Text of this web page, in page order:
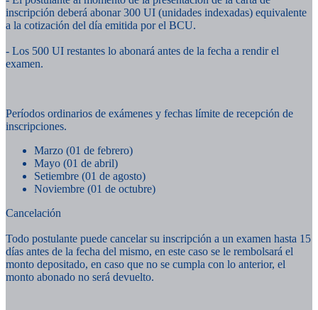
inscripción deberá abonar 300 UI (unidades indexadas) equivalente
a la cotización del día emitida por el BCU.
- Los 500 UI restantes lo abonará antes de la fecha a rendir el
examen.
Períodos ordinarios de exámenes y fechas límite de recepción de
inscripciones.
Marzo (01 de febrero)
Mayo (01 de abril)
Setiembre (01 de agosto)
Noviembre (01 de octubre)
Cancelación
Todo postulante puede cancelar su inscripción a un examen hasta 15
días antes de la fecha del mismo, en este caso se le rembolsará el
monto depositado, en caso que no se cumpla con lo anterior, el
monto abonado no será devuelto.